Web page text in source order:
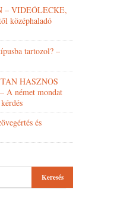
– VIDEÓLECKE,
középhaladó
tartozol? –
HASZNOS
A német mondat
és